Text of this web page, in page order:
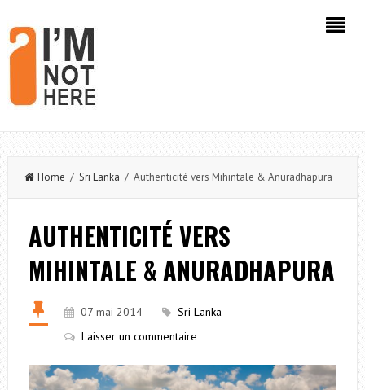
Home / Sri Lanka / Authenticité vers Mihintale & Anuradhapura
AUTHENTICITÉ VERS
MIHINTALE & ANURADHAPURA
07 mai 2014
Sri Lanka
Laisser un commentaire